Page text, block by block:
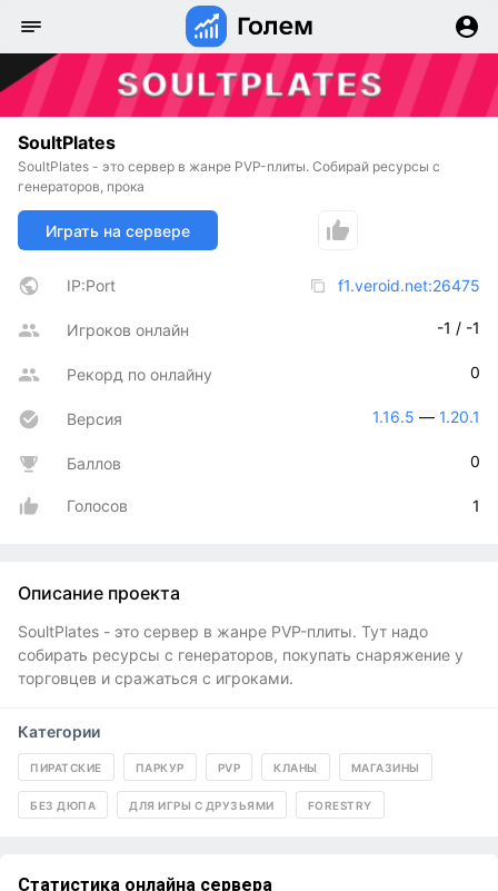
SoultPlates
SoultPlates - это сервер в жанре PVP-плиты. Собирай ресурсы с
генераторов, прока
Играть на сервере
IP:Port f1.veroid.net:26475
Игроков онлайн -1 / -1
Рекорд по онлайну 0
Версия 1.16.5 — 1.20.1
Баллов 0
Голосов 1
Описание проекта
SoultPlates - это сервер в жанре PVP-плиты. Тут надо
собирать ресурсы с генераторов, покупать снаряжение у
торговцев и сражаться с игроками.
Категории
ПИРАТСКИЕ ПАРКУР PVP КЛАНЫ МАГАЗИНЫ
БЕЗ ДЮПА ДЛЯ ИГРЫ С ДРУЗЬЯМИ FORESTRY